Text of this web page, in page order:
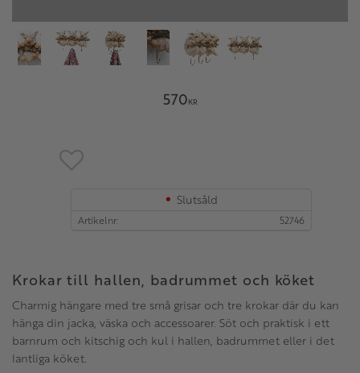
570KR
Lägg till i favoriter
Slutsåld
Artikelnr 52746
Krokar till hallen, badrummet och köket
Charmig hängare med tre små grisar och tre krokar där du kan
hänga din jacka, väska och accessoarer. Söt och praktisk i ett
barnrum och kitschig och kul i hallen, badrummet eller i det
lantliga köket.